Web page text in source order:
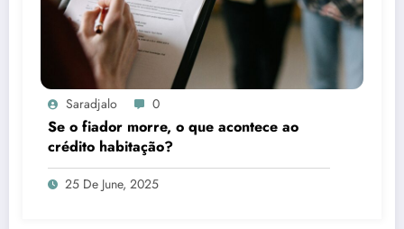
Saradjalo 0
Se o fiador morre, o que acontece ao
crédito habitação?
25 De June, 2025